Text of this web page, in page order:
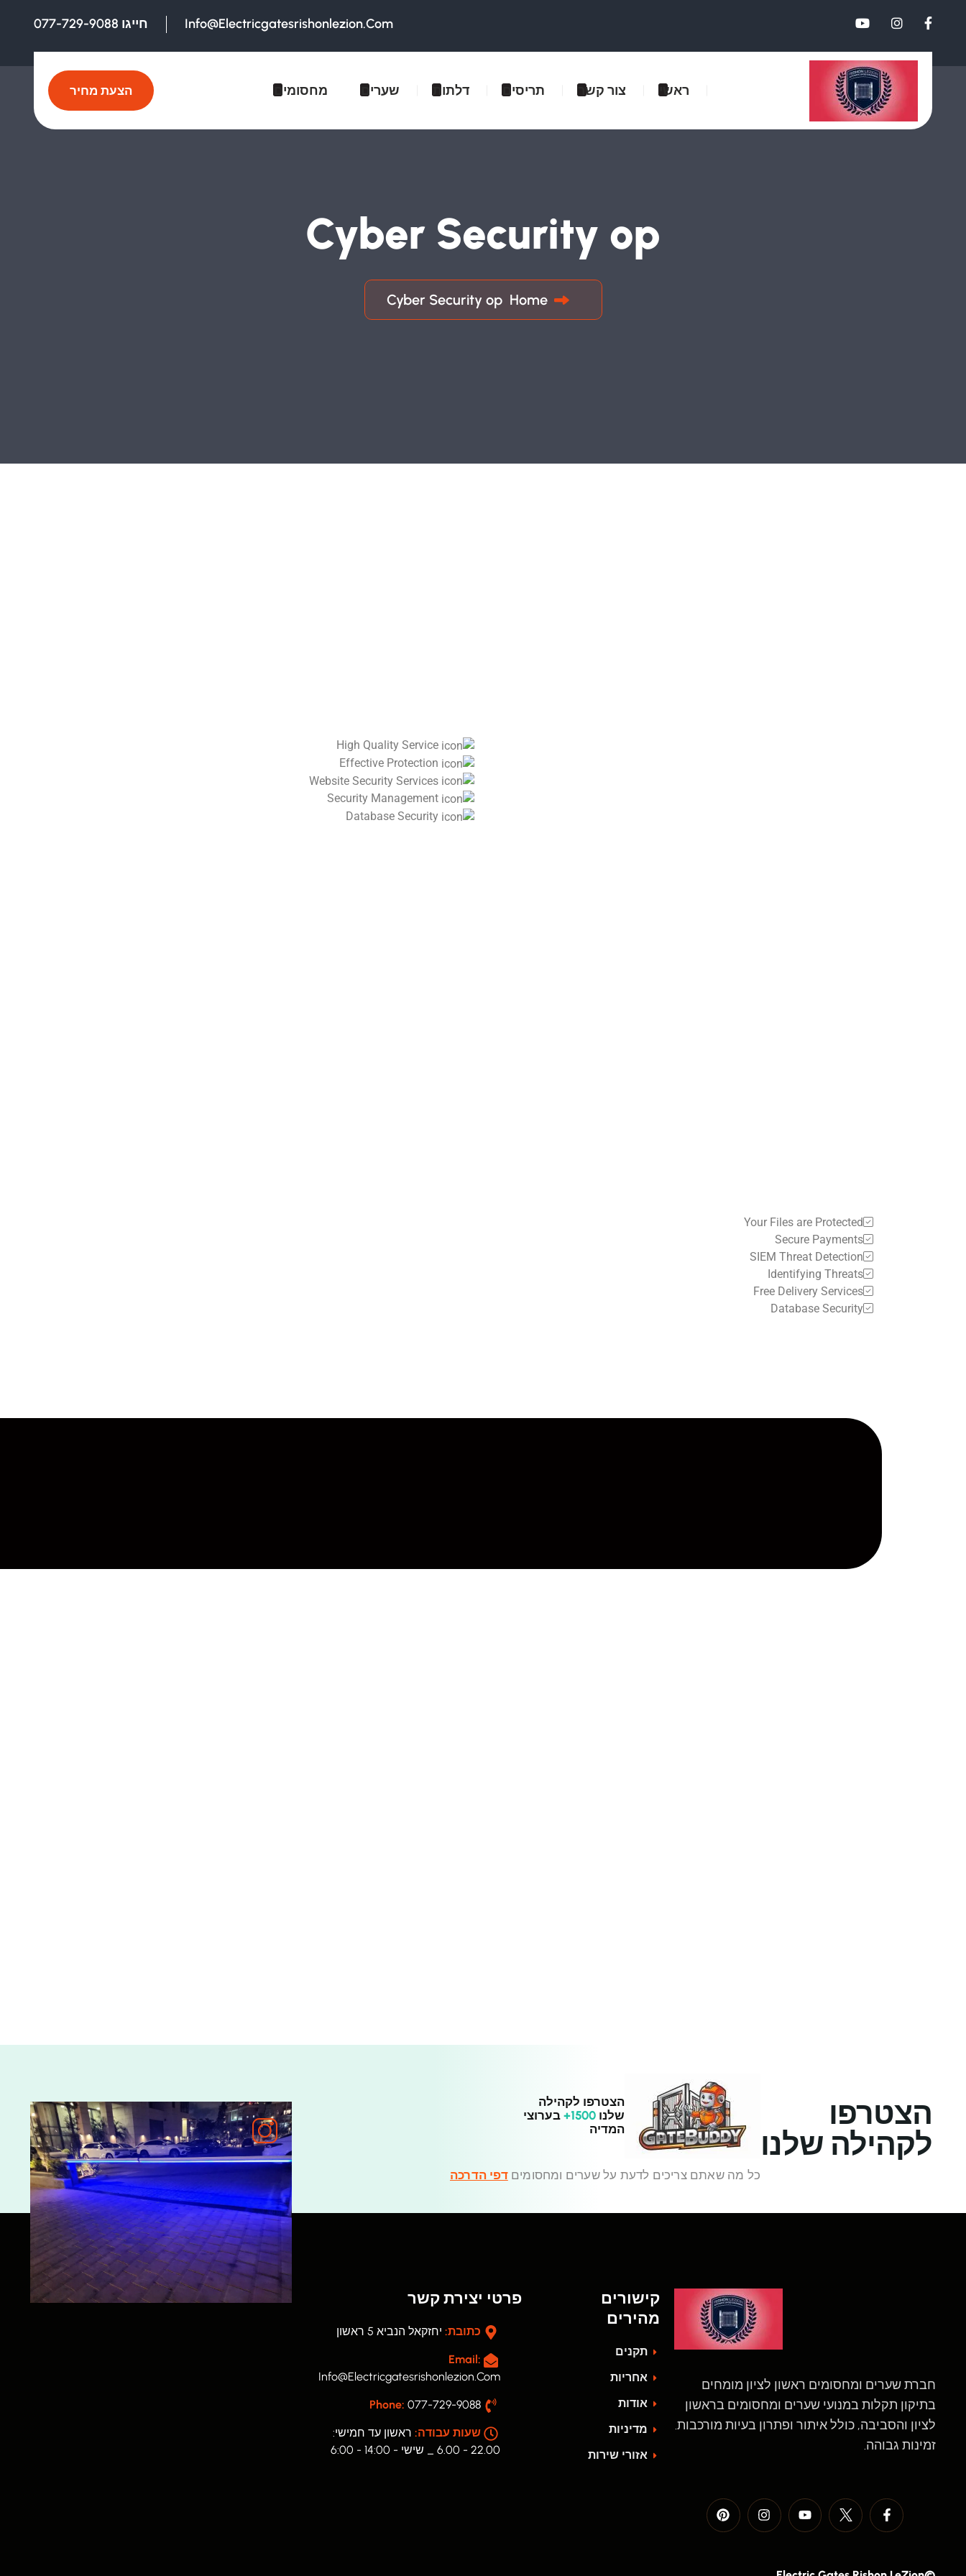
Info@electricgatesrishonlezion.com חייגו 077-729-9088
ראשי צור קשר תריסים דלתות שערים מחסומים הצעת מחיר
Cyber Security op
Home
Cyber Security op
Your Files are Protected
Secure Payments
SIEM Threat Detection
Identifying Threats
Free Delivery Services
Database Security
הצטרפו
לקהילה שלנו
הצטרפו לקהילה
שלנו 1500+
בערוצי
המדיה
כל מה שאתם צריכים לדעת על שערים ומחסומיםדפי הדרכה
חברת שערים ומחסומים ראשון לציון מומחים
בתיקון תקלות במנועי שערים ומחסומים בראשון
לציון והסביבה, כולל איתור ופתרון בעיות מורכבות.
זמינות גבוהה.
קישורים
מהירים
תקנים
אחריות
אודות
מדיניות
אזורי שירות
פרטי יצירת קשר
כתובת: יחזקאל הנביא 5 ראשון
Email:
Info@electricgatesrishonlezion.com
Phone: 077-729-9088
שעות עבודה: ראשון עד חמישי:
22.00 - 6.00 _ שישי - 14:00 - 6:00